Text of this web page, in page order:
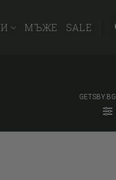
МЪЖЕ SALE
GETSBY.BG